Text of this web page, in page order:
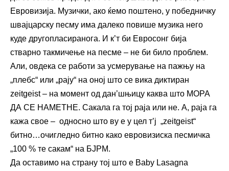
Евровизија. Музички, ако ќемо поштено, у победничку
швајцарску песму има далеко повише музика него
куде другопласиранога. И к’т би Евросонг бија
стварно такмичење на песме – не би било проблем.
Али, овдека се работи за усмерување на пажњу на
„плебс“ или „рају“ на оној што се вика диктиран
zeitgeist – на момент од дан’шњицу каква што МОРА
ДА СЕ НАМЕТНЕ. Сакала га тој раја или не. А, раја га
кажа свое – односно што ву е у цел т’ј „zeitgeist“
битно…очигледно битно како евровизиска песмичка
„100 % те сакам“ на БЈРМ.
Да оставимо на страну тој што е Baby Lasagna